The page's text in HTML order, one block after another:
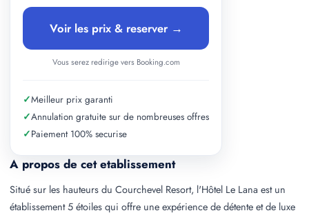
A propos de cet etablissement
Situé sur les hauteurs du Courchevel Resort, l'Hôtel Le Lana est un
établissement 5 étoiles qui offre une expérience de détente et de luxe
Voir les prix & reserver →
Vous serez redirige vers Booking.com
✓Meilleur prix garanti
✓Annulation gratuite sur de nombreuses offres
✓Paiement 100% securise